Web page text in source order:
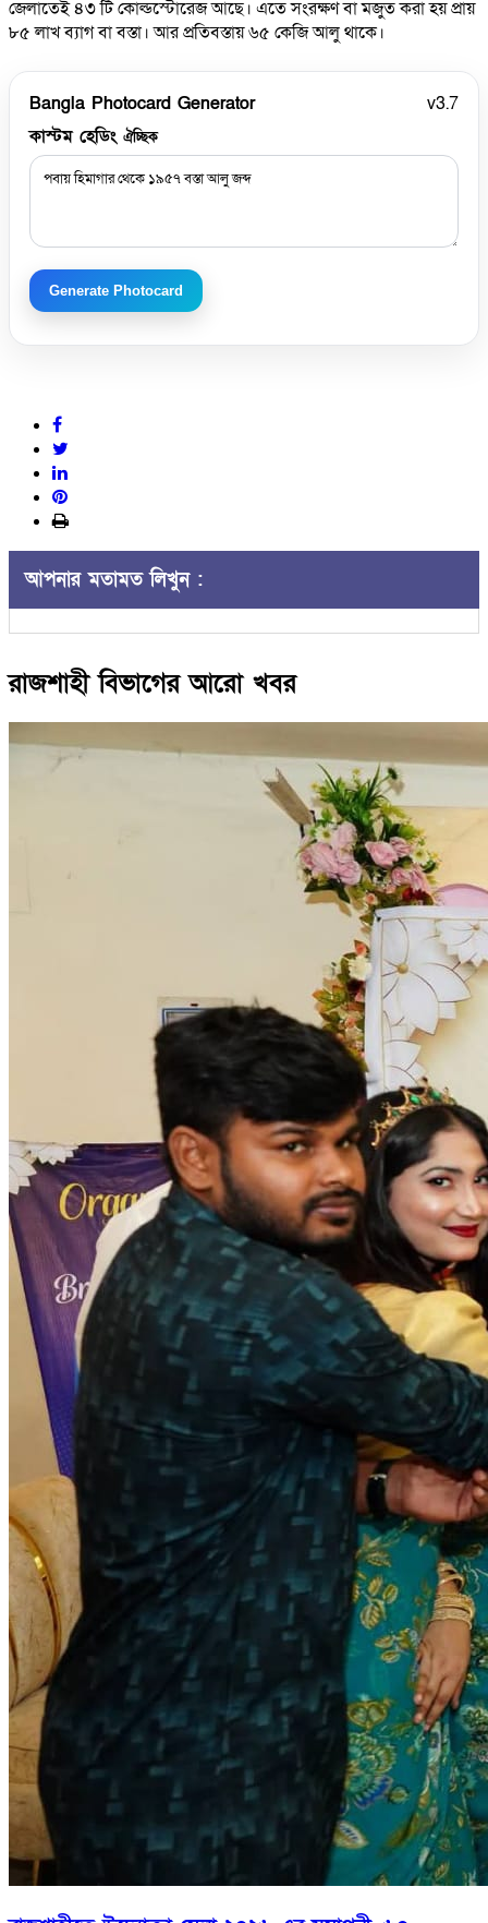
জেলাতেই ৪৩ টি কোল্ডস্টোরেজ আছে। এতে সংরক্ষণ বা মজুত করা হয় প্রায়
৮৫ লাখ ব্যাগ বা বস্তা। আর প্রতিবস্তায় ৬৫ কেজি আলু থাকে।
Bangla Photocard Generator
v3.7
কাস্টম হেডিং ঐচ্ছিক
Generate Photocard
আপনার মতামত লিখুন :
রাজশাহী বিভাগের আরো খবর